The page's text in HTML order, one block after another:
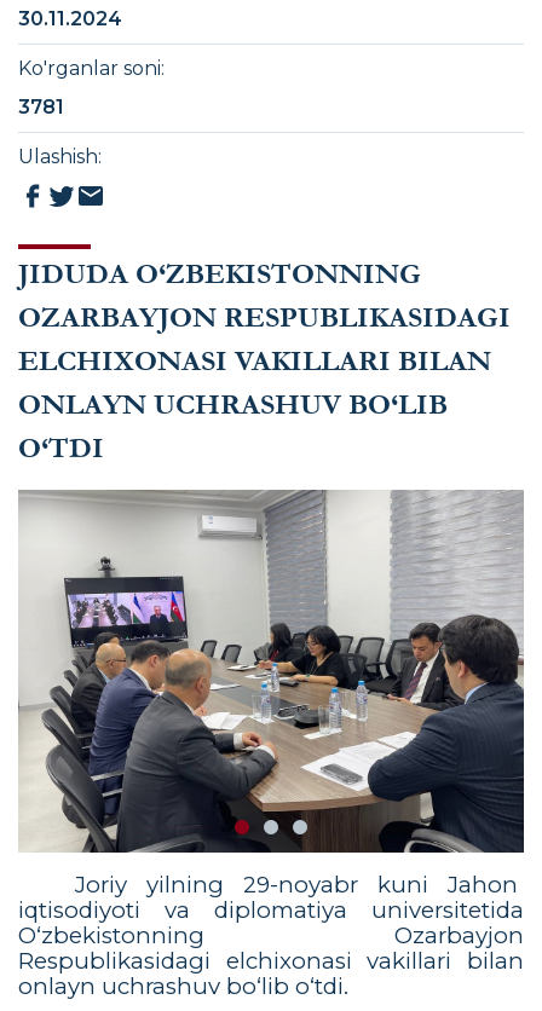
O‘TDI
JIDUDA O‘ZBEKISTONNING
OZARBAYJON RESPUBLIKASIDAGI
ELCHIXONASI VAKILLARI BILAN
ONLAYN UCHRASHUV BO‘LIB
O‘TDI
Joriy yilning 29-noyabr kuni Jahon
iqtisodiyoti va diplomatiya universitetida
O‘zbekistonning Ozarbayjon
Respublikasidagi elchixonasi vakillari bilan
onlayn uchrashuv bo‘lib o‘tdi.
30.11.2024
Ko'rganlar soni:
3781
Ulashish: